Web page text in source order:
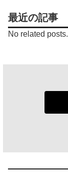
最近の記事
No related posts.